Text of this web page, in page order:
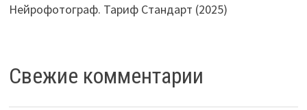
Нейрофотограф. Тариф Стандарт (2025)
Свежие комментарии